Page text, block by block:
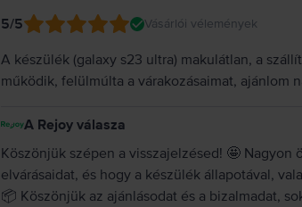
5/5 Vásárlói vélemények
A készülék (galaxy s23 ultra) makulátlan, a
működik, felülmúlta a várakozásaimat, ajánlom
A Rejoy válasza
Köszönjük szépen a visszajelzésed! 🤩
elvárásaidat, és hogy a készülék állapotával,
📦 Köszönjük az ajánlásodat és a bizalmadat,